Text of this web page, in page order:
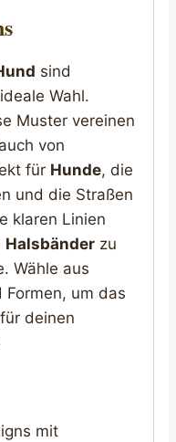
sind
Wahl.
Muster vereinen
von
für Hunde, die
und die Straßen
klaren Linien
Halsbänder zu
Wähle aus
um das
für deinen
mit